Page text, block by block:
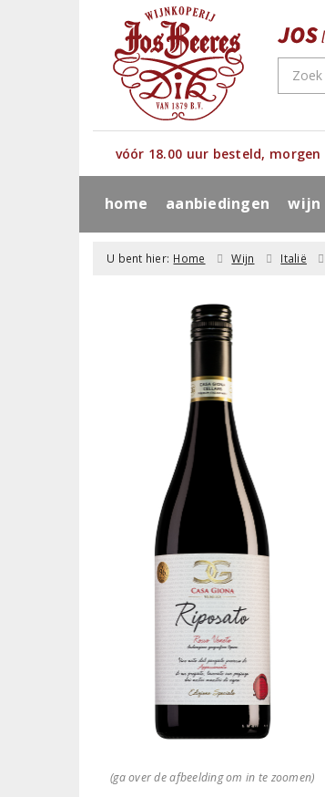
vóór 18.00 uur besteld, morgen
home aanbiedingen wijn
U bent hier: Home Wijn Italië
(ga over de afbeelding om in te zoomen)